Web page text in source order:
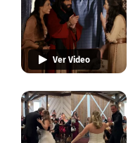
Ver Video